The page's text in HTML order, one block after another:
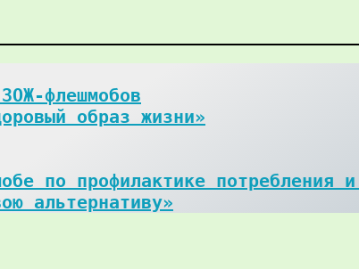
флешмобов
образ жизни»
по профилактике потребления
альтернативу»